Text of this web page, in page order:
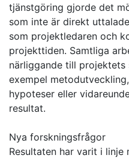
tjänstgöring gjorde det
som inte är direkt
som projektledaren och
projekttiden. Samtliga
närliggande till
exempel
hypoteser eller
resultat.
Nya forskningsfrågor
Resultaten har varit i linje